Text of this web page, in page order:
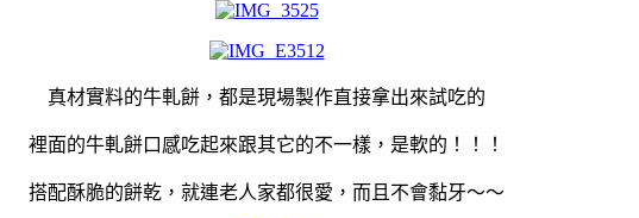
真材實料的牛軋餅，都是現場製作直接拿出來試吃的
裡面的牛軋餅口感吃起來跟其它的不一樣，是軟的！！！
搭配酥脆的餅乾，就連老人家都很愛，而且不會黏牙～～